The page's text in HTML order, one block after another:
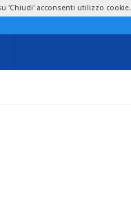
'Chiudi' acconsenti utilizzo cookie.